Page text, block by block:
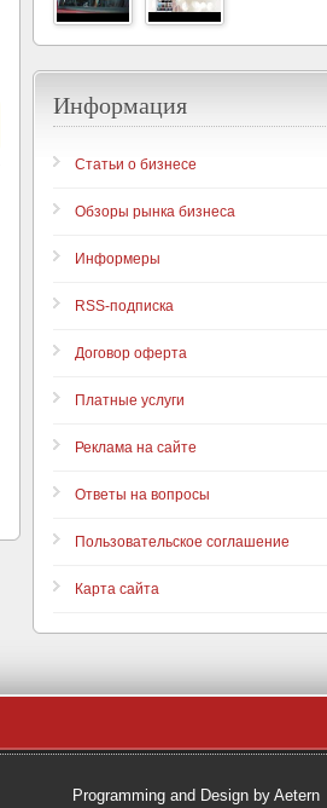
Информация
Статьи о бизнесе
Обзоры рынка бизнеса
Информеры
RSS-подписка
Договор оферта
Платные услуги
Реклама на сайте
Ответы на вопросы
Пользовательское соглашение
Карта сайта
Programming and Design by Aetern